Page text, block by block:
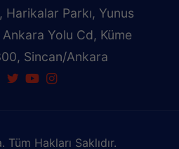
Harikalar Parkı, Yunus
Yolu Cd, Küme
Sincan/Ankara
Hakları Saklıdır.